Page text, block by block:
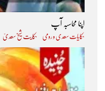
اپنا محاسبہ آپ
حکایات سعدی و رومی حکایت شیخ سعدیؒ